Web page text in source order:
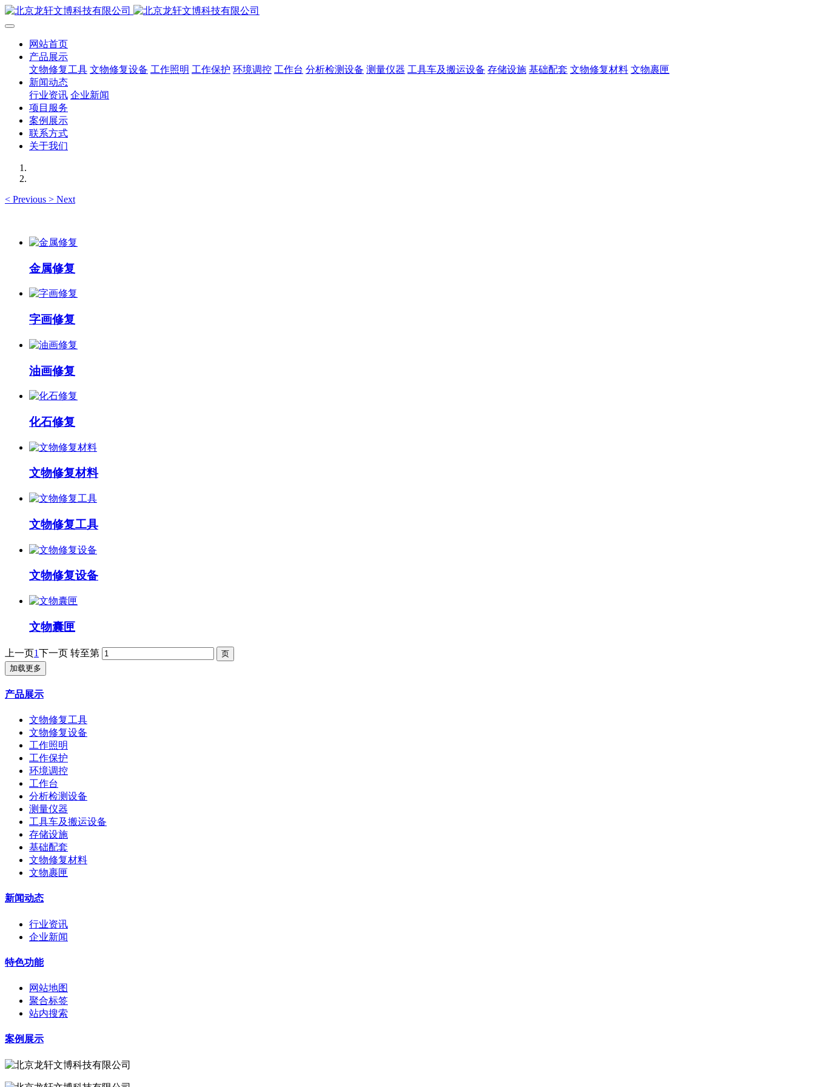
网站首页
产品展示
文物修复工具 文物修复设备 工作照明 工作保护 环境调控 工作台 分析检测设备 测量仪器 工具车及搬运设备 存储设施 基础配套 文物修复材料 文物裹匣
新闻动态
行业资讯 企业新闻
项目服务
案例展示
联系方式
关于我们
< Previous > Next
金属修复
字画修复
油画修复
化石修复
文物修复材料
文物修复工具
文物修复设备
文物囊匣
上一页1下一页 转至第
加载更多
产品展示
文物修复工具
文物修复设备
工作照明
工作保护
环境调控
工作台
分析检测设备
测量仪器
工具车及搬运设备
存储设施
基础配套
文物修复材料
文物裹匣
新闻动态
行业资讯
企业新闻
特色功能
网站地图
聚合标签
站内搜索
案例展示